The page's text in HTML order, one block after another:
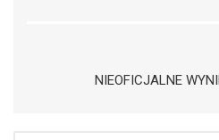
NIEOFICJALNE